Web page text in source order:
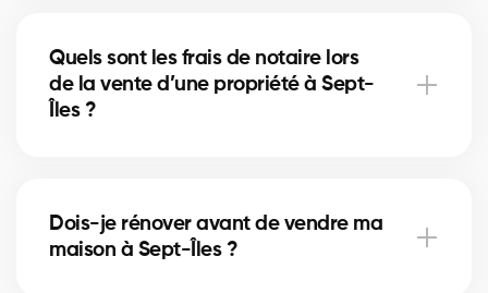
utilisent des stratégies de mise en marché pour
réduire les délais de vente.
Quels sont les frais de notaire lors
de la vente d’une propriété à Sept-
Îles ?
l’hypothèque. Nos courtiers peuvent vous aider à
planifier ces coûts.
Dois-je rénover avant de vendre ma
maison à Sept-Îles ?